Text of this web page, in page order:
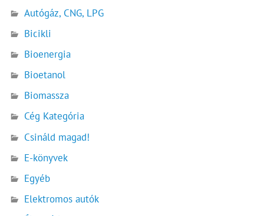
Autógáz, CNG, LPG
Bicikli
Bioenergia
Bioetanol
Biomassza
Cég Kategória
Csináld magad!
E-könyvek
Egyéb
Elektromos autók